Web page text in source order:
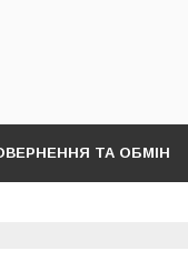
ТА ОБМІН